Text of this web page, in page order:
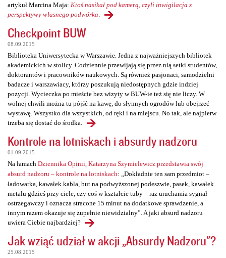
artykuł Marcina Maja: Ktoś nasikał pod kamerą, czyli inwigilacja z
perspektywy własnego podwórka
Checkpoint BUW
08.09.2015
Biblioteka Uniwersytecka w Warszawie. Jedna z najważniejszych bibliotek
akademickich w stolicy. Codziennie przewijają się przez nią setki studentów,
doktorantów i pracowników naukowych. Są również pasjonaci, samodzielni
badacze i warszawiacy, którzy poszukują niedostępnych gdzie indziej
pozycji. Wycieczka po mieście bez wizyty w BUW-ie też się nie liczy. W
wolnej chwili można tu pójść na kawę, do słynnych ogrodów lub obejrzeć
wystawę. Wszystko dla wszystkich, od ręki i na miejscu. No tak, ale najpierw
trzeba się dostać do środka.
Kontrole na lotniskach i absurdy nadzoru
01.09.2015
Na łamach Dziennika Opinii, Katarzyna Szymielewicz przedstawia swój
absurd nadzoru – kontrole na lotniskach: „Dokładnie ten sam przedmiot –
ładowarka, kawałek kabla, but na podwyższonej podeszwie, pasek, kawałek
metalu gdzieś przy ciele, czy coś w kształcie tuby – raz uruchamia sygnał
ostrzegawczy i oznacza stracone 15 minut na dodatkowe sprawdzenie, a
innym razem okazuje się zupełnie niewidzialny”. A jaki absurd nadzoru
uwiera Ciebie najbardziej?
Jak wziąć udział w akcji „Absurdy Nadzoru"?
25.08.2015